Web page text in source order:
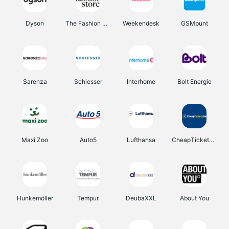
Dyson The Fashion Store Weekendesk GSMpunt
Sarenza Schiesser Interhome Bolt Energie
Maxi Zoo Auto5 Lufthansa CheapTickets.be
Hunkemöller Tempur DeubaXXL About You